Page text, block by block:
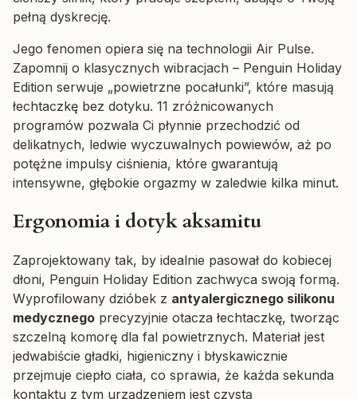
pełną dyskrecję.
Jego fenomen opiera się na technologii Air Pulse.
Zapomnij o klasycznych wibracjach – Penguin Holiday
Edition serwuje „powietrzne pocałunki”, które masują
łechtaczkę bez dotyku. 11 zróżnicowanych
programów pozwala Ci płynnie przechodzić od
delikatnych, ledwie wyczuwalnych powiewów, aż po
potężne impulsy ciśnienia, które gwarantują
intensywne, głębokie orgazmy w zaledwie kilka minut.
Ergonomia i dotyk aksamitu
Zaprojektowany tak, by idealnie pasował do kobiecej
dłoni, Penguin Holiday Edition zachwyca swoją formą.
Wyprofilowany dzióbek z antyalergicznego silikonu
medycznego precyzyjnie otacza łechtaczkę, tworząc
szczelną komorę dla fal powietrznych. Materiał jest
jedwabiście gładki, higieniczny i błyskawicznie
przejmuje ciepło ciała, co sprawia, że każda sekunda
kontaktu z tym urządzeniem jest czystą